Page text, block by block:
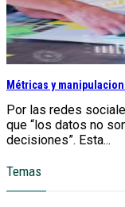
Métricas y
Por las redes
que “los datos no
decisiones”. Esta...
Temas